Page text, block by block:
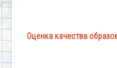
Оценка качества